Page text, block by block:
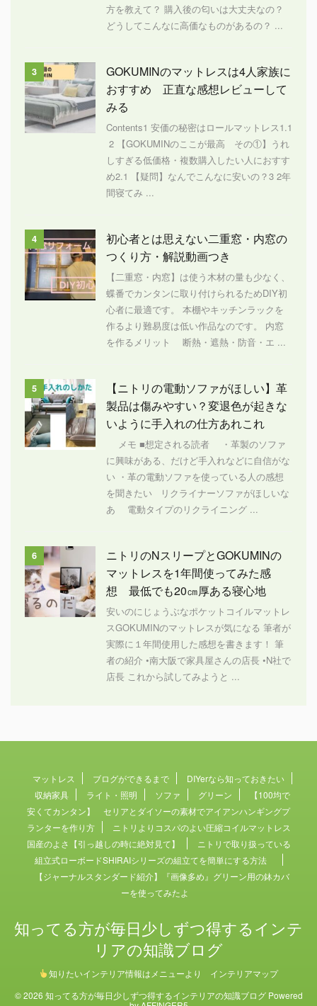
方を教えて？ 購入後の匂いは大丈夫なの？
どうしてこんなに高価なものがあるの？ ...
3
GOKUMINのマットレスは4人家族に
おすすめ 正直な感想レビューして
みる
Contents1 安価の秘密はロールマットレス1.1
2 【GOKUMINのここが最高 その①】うれ
しすぎる低価格・複数購入したい人におすす
め2.1 【疑問】なんでこんなに安いの？3 2年
間寝てみ ...
4
初心者とは思えない二重窓・内窓の
つくり方・解説動画つき
【二重窓・内窓】は使う木材の量も少なく、
蝶番でカンタンに取り付けられるためDIY初
心者に最適です。 本棚やキッチンラックを
作るより難易度は低い作品なのです。 内窓
を作るメリット 断熱・遮熱・防音・エ ...
5
【ニトリの電動ソファがほしい】革
製品は傷みやすい？変退色が起きな
いように手入れの仕方あれこれ
メモ ■想定される読者 ・革製のソファ
に興味がある、だけど手入れなどに自信がな
い ・革の電動ソファを使っている人の感想
を聞きたい リクライナーソファがほしいな
あ 電動タイプのリクライニング ...
6
ニトリのNスリープとGOKUMINの
マットレスを1年間使ってみた感
想 最低でも20㎝厚ある寝心地
安いのにじょうぶなポケットコイルマットレ
スGOKUMINのマットレスが気になる 筆者が
実際に１年間使用した感想を書きます！ 筆
者の紹介 •南大阪で家具屋さんの店長 •N社で
店長 これから試してみようと ...
マットレス ブログができるまで
DIYerなら知っておきたい
収納家具
ライト・照明 ソファ グリーン
【100均で
安くてカンタン】 セリアとダイソーの素材でアイアンハンギングプ
ランターを作り方
ニトリよりコスパのよい圧縮コイルマットレス
国産のよさ【引っ越しの時に絶対見て】
ニトリで取り扱っている
組立式ローボードSHIRAIシリーズの組立てを簡単にする方法
【ジャーナルスタンダード紹介】『画像多め』グリーン用の鉢カバ
ーを使ってみたよ
知ってる方が毎日少しずつ得するインテ
リアの知識ブログ
知りたいインテリア情報はメニューより インテリアマップ
© 2026 知ってる方が毎日少しずつ得するインテリアの知識ブログ Powered